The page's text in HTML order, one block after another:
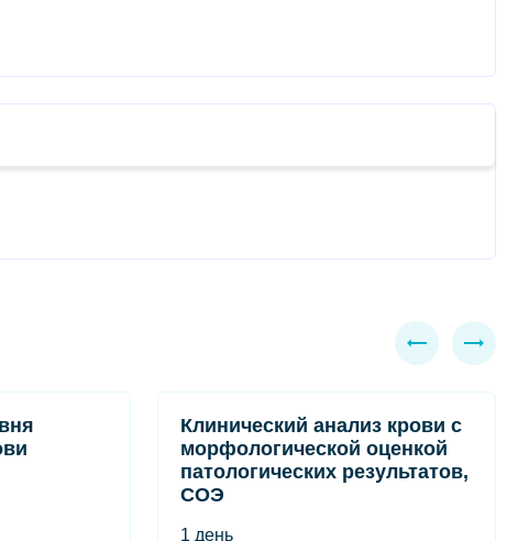
Клинический анализ крови с
морфологической оценкой
патологических результатов,
СОЭ
1 день